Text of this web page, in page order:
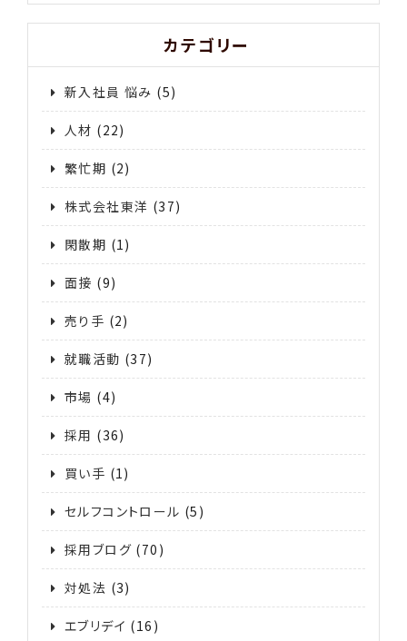
カテゴリー
新入社員 悩み (5)
人材 (22)
繁忙期 (2)
株式会社東洋 (37)
閑散期 (1)
面接 (9)
売り手 (2)
就職活動 (37)
市場 (4)
採用 (36)
買い手 (1)
セルフコントロール (5)
採用ブログ (70)
対処法 (3)
エブリデイ (16)